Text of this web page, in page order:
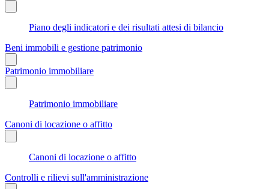
Piano degli indicatori e dei risultati attesi di bilancio
Beni immobili e gestione patrimonio
Patrimonio immobiliare
Patrimonio immobiliare
Canoni di locazione o affitto
Canoni di locazione o affitto
Controlli e rilievi sull'amministrazione